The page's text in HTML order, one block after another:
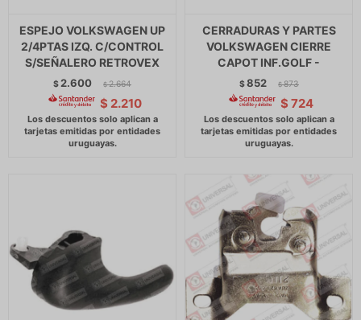
ESPEJO VOLKSWAGEN UP
2/4PTAS IZQ. C/CONTROL
S/SEÑALERO RETROVEX
$ 2.600 $ 2.664
$ 2.210
CERRADURAS Y PARTES
VOLKSWAGEN CIERRE
CAPOT INF.GOLF -
$852 $ 873
$ 724